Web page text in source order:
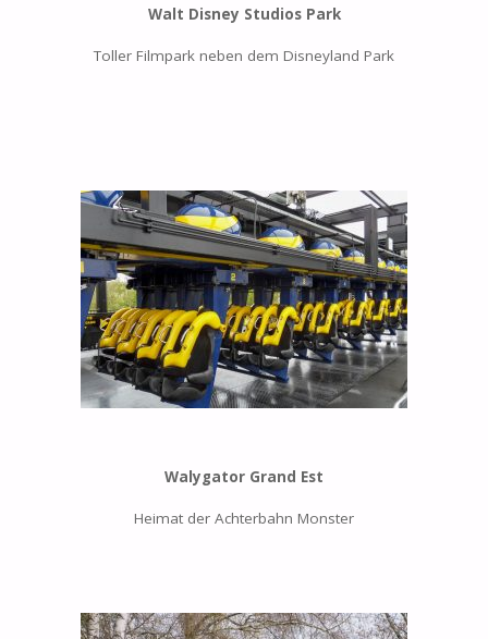
Walt Disney Studios Park
Toller Filmpark neben dem Disneyland Park
Walygator Grand Est
Heimat der Achterbahn Monster